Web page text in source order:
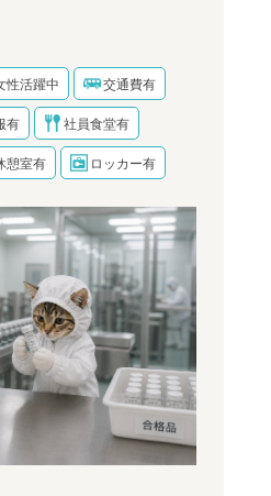
性活躍中 交通費有
有 社員食堂有
憩室有 ロッカー有